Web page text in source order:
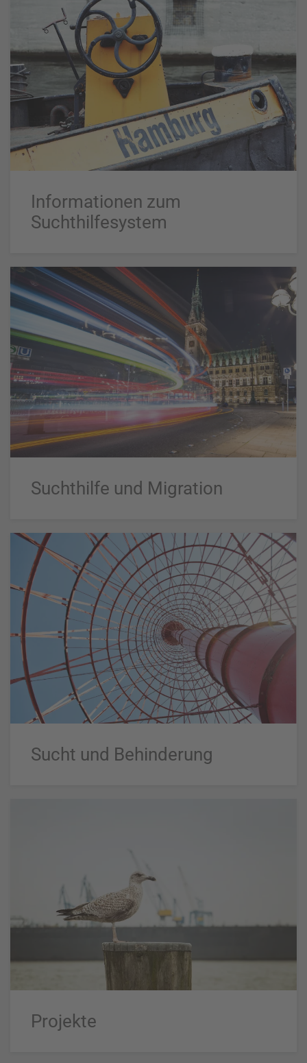
Informationen zum
Suchthilfesystem
Suchthilfe und Migration
Sucht und Behinderung
Projekte